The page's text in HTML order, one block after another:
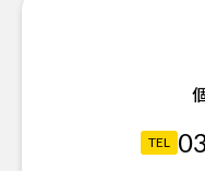
TEL